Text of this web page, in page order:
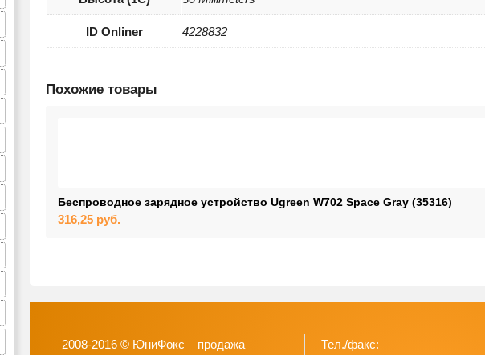
ID Onliner 4228832
Похожие товары
Беспроводное зарядное устройство Ugreen W702 Space Gray (35316)
316,25 руб.
2008-2016 © ЮниФокс – продажа
Тел./факс: